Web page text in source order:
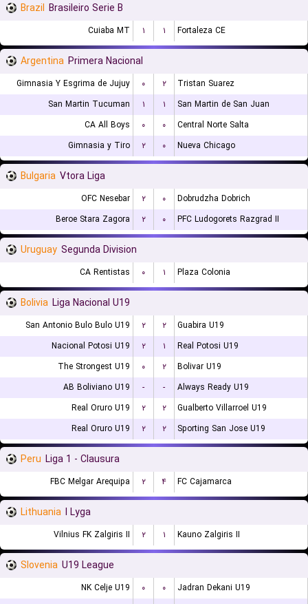
Brazil Brasileiro Serie B
Cuiaba MT ۱ ۱ Fortaleza CE
Argentina Primera Nacional
Gimnasia Y Esgrima de Jujuy ۰ ۲
Tristan Suarez
San Martin Tucuman
۱ ۱
San Martin de San Juan
CA All Boys
۰ ۰
Central Norte Salta
Gimnasia y Tiro
۲ ۰ Nueva Chicago
Bulgaria Vtora Liga
OFC Nesebar ۲ ۰
Dobrudzha Dobrich
Beroe Stara Zagora
۲ ۰ PFC Ludogorets Razgrad II
Uruguay Segunda Division
CA Rentistas ۰ ۱ Plaza Colonia
Bolivia Liga Nacional U19
San Antonio Bulo Bulo U19 ۲ ۲
Guabira U19
Nacional Potosi U19
۲ ۱
Real Potosi U19
The Strongest U19
۰ ۲
Bolivar U19
AB Boliviano U19
- -
Always Ready U19
Real Oruro U19
۲ ۲
Gualberto Villarroel U19
Real Oruro U19
۲ ۲ Sporting San Jose U19
Peru Liga 1 - Clausura
FBC Melgar Arequipa ۲ ۴ FC Cajamarca
Lithuania I Lyga
Vilnius FK Zalgiris II ۲ ۱ Kauno Zalgiris II
Slovenia U19 League
NK Celje U19 ۰ ۰
Jadran Dekani U19